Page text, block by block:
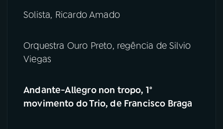
Solista, Ricardo Amado
Orquestra Ouro Preto, regência de Silvio
Viegas
Andante-Allegro non tropo, 1°
movimento do Trio, de Francisco Braga